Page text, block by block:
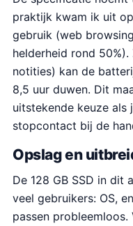
praktijk kwam ik uit
gebruik (web
helderheid rond
notities) kan de
8,5 uur duwen. Dit
uitstekende keuze als
stopcontact bij de
Opslag en
De 128 GB SSD in dit
veel gebruikers: OS,
passen